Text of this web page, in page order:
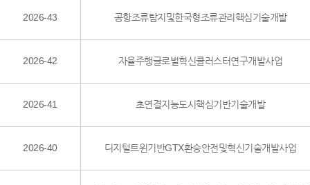
2026-43 공항조류탐지및한국형조류관리핵심기술개발
2026-42 자율주행글로벌혁신클러스터연구개발사업
2026-41 초연결지능도시핵심기반기술개발
2026-40 디지털트윈기반GTX환승안전및혁신기술개발사업